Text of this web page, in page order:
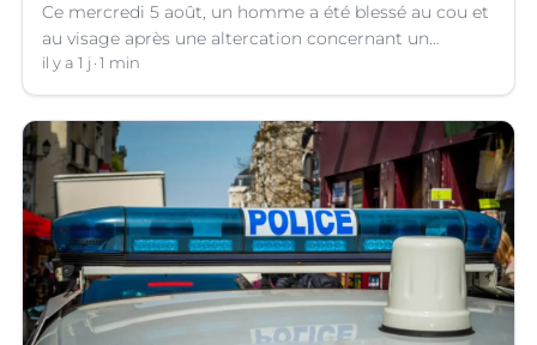
Ce mercredi 5 août, un homme a été blessé au cou et
au visage après une altercation concernant un
téléphone portable à Montpellier (Hérault).
il y a 1 j 1 min